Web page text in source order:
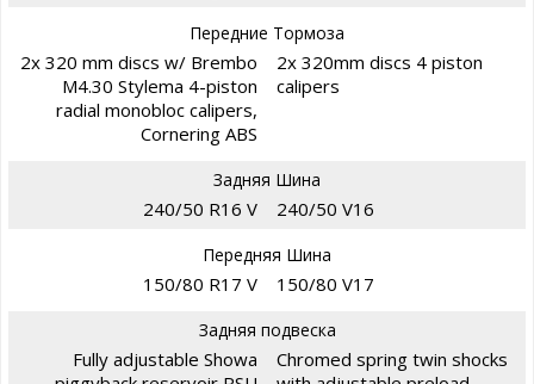
Передние Тормоза
2x 320 mm discs w/ Brembo
M4.30 Stylema 4-piston
radial monobloc calipers,
Cornering ABS
2x 320mm discs 4 piston
calipers
Задняя Шина
240/50 R16 V 240/50 V16
Передняя Шина
150/80 R17 V 150/80 V17
Задняя подвеска
Fully adjustable Showa
Chromed spring twin shocks